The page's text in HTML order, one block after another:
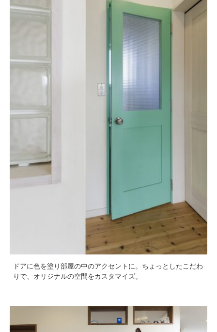
ドアに色を塗り部屋の中のアクセントに。ちょっとしたこだわ
りで、オリジナルの空間をカスタマイズ。